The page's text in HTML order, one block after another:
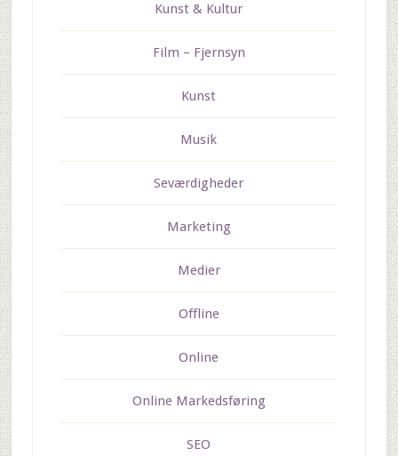
Kunst & Kultur
Film – Fjernsyn
Kunst
Musik
Seværdigheder
Marketing
Medier
Offline
Online
Online Markedsføring
SEO